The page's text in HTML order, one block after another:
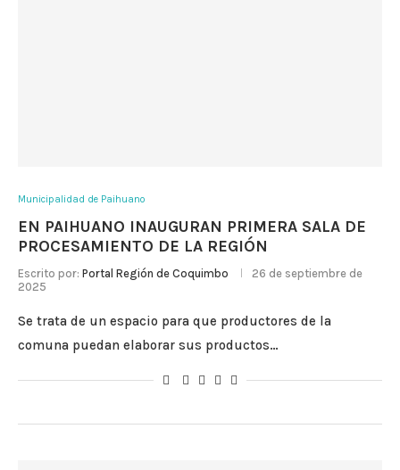
Municipalidad de Paihuano
EN PAIHUANO INAUGURAN PRIMERA SALA DE
PROCESAMIENTO DE LA REGIÓN
Escrito por: Portal Región de Coquimbo
26 de septiembre de
2025
Se trata de un espacio para que productores de la
comuna puedan elaborar sus productos…